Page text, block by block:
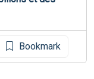
Bookmark